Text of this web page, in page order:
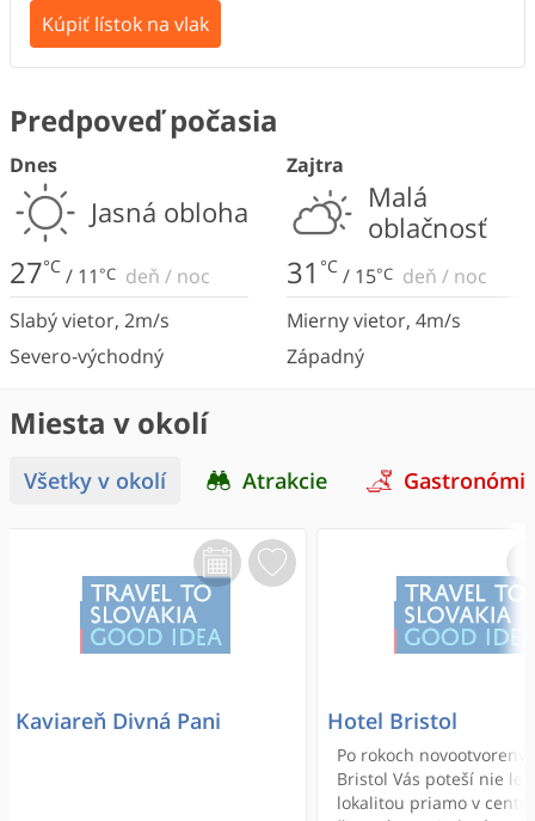
Kúpiť lístok na vlak
Predpoveď počasia
Dnes
Jasná obloha
27°C / 11°C deň / noc
Slabý vietor, 2m/s
Severo-východný
Zajtra
Malá
oblačnosť
31 °C / 15°C deň / noc
Mierny vietor, 4m/s
Západný
Miesta v okolí
Všetky v okolí Atrakcie
Kaviareň Divná Pani Hotel Bristol
Po rokoch novootvorený
Bristol Vás poteší nie
lokalitou priamo v